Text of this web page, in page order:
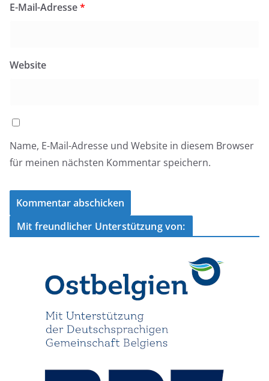
E-Mail-Adresse*
Website
Name, E-Mail-Adresse und Website in diesem Browser
für meinen nächsten Kommentar speichern.
Mit freundlicher Unterstützung von: